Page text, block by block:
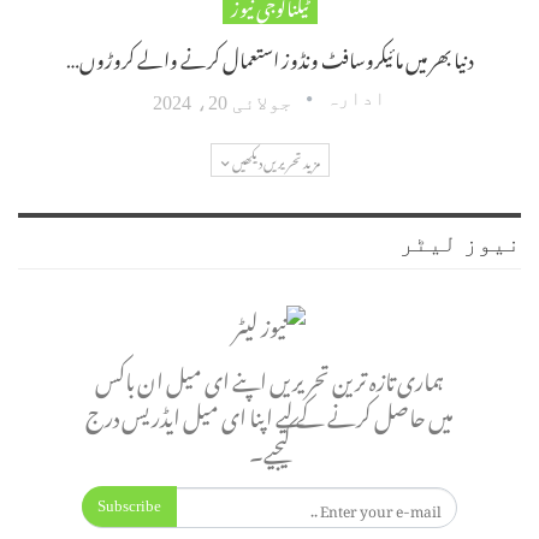
دنیا بھر میں مائیکروسافٹ ونڈوز استعمال کرنے والے کروڑوں…
ادارہ جولائی 20، 2024
مزید تحریریں دیکھیں
نیوز لیٹر
ہماری تازہ ترین تحریریں اپنے ای میل ان باکس
میں حاصل کرنے کے لیے اپنا ای میل ایڈریس درج
کیجیے۔
Subscribe